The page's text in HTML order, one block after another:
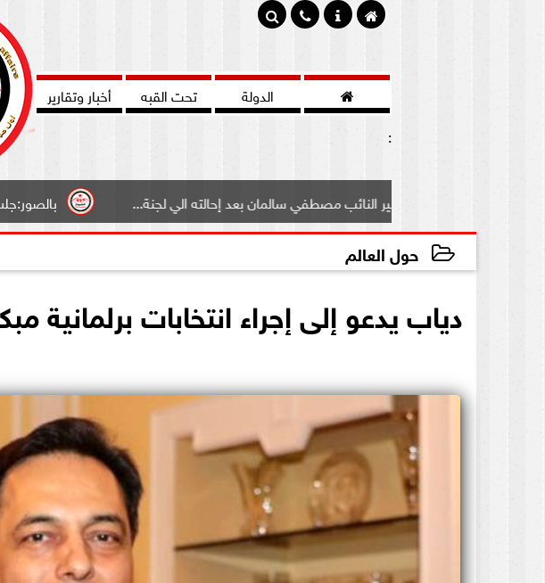
 الدولة تحت القبه أخبار وتقارير
:
بالصور:جلسة مجلس علي مصير النائب مصطفي سالمان بعد إحالته الي لجنة...
حول العالم
دياب يدعو إلى إجراء انتخابات برلمانية